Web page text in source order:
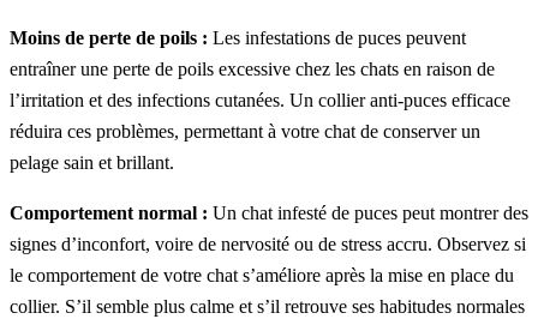
Moins de perte de poils : Les infestations de puces peuvent
entraîner une perte de poils excessive chez les chats en raison de
l’irritation et des infections cutanées. Un collier anti-puces efficace
réduira ces problèmes, permettant à votre chat de conserver un
pelage sain et brillant.
Comportement normal : Un chat infesté de puces peut montrer des
signes d’inconfort, voire de nervosité ou de stress accru. Observez si
le comportement de votre chat s’améliore après la mise en place du
collier. S’il semble plus calme et s’il retrouve ses habitudes normales